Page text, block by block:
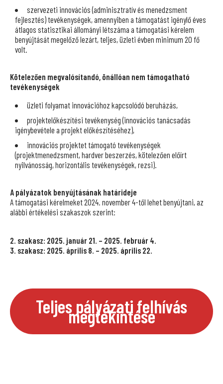
szervezeti innovációs (adminisztratív és menedzsment
fejlesztés) tevékenységek, amennyiben a támogatást igénylő éves
átlagos statisztikai állományi létszáma a támogatási kérelem
benyújtását megelőző lezárt, teljes, üzleti évben minimum 20 fő
volt.
Kötelezően megvalósítandó, önállóan nem támogatható
tevékenységek
üzleti folyamat innovációhoz kapcsolódó beruházás,
projektelőkészítési tevékenység (innovációs tanácsadás
igénybevétele a projekt előkészítéséhez),
innovációs projektet támogató tevékenységek
(projektmenedzsment, hardver beszerzés, kötelezően előírt
nyilvánosság, horizontális tevékenységek, rezsi).
A pályázatok benyújtásának határideje
A támogatási kérelmeket 2024. november 4-től lehet benyújtani, az
alábbi értékelési szakaszok szerint:
2. szakasz: 2025. január 21. – 2025. február 4.
3. szakasz: 2025. április 8. – 2025. április 22.
Teljes pályázati felhívás
megtekintése